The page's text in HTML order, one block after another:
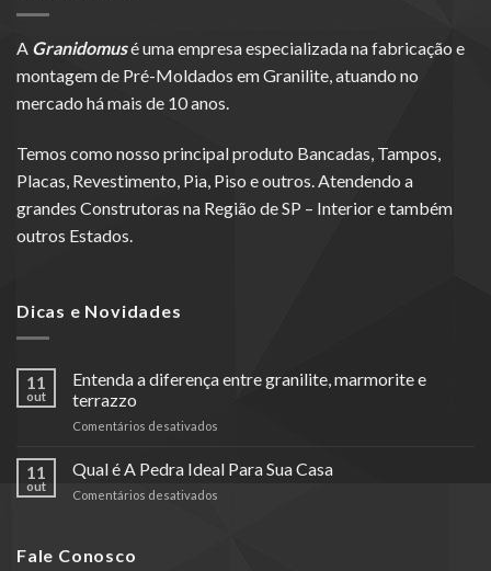
A Granidomusé uma empresa especializada na fabricação e
montagem de Pré-Moldados em Granilite, atuando no
mercado há mais de 10 anos.
Temos como nosso principal produto Bancadas, Tampos,
Placas, Revestimento, Pia, Piso e outros. Atendendo a
grandes Construtoras na Região de SP – Interior e também
outros Estados.
Dicas e Novidades
11
out
Entenda a diferença entre granilite, marmorite e
terrazzo
Comentários desativados
a
diferença
11
out
Qual é A Pedra Ideal Para Sua Casa
Comentários desativados
Fale Conosco